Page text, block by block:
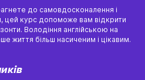
до самовдосконалення і
цей курс допоможе вам відкрити
Володіння англійською на
життя більш насиченим і цікавим.